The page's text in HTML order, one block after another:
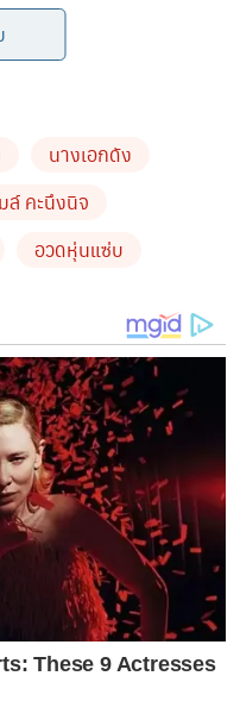
ฟนๆ ทิ่ติดตามอินสตาแก
เจ้าตัวได้หยิบชุดบิกินี่สี
นางเอกดัง
ล์ คะนึงนิจ
อวดหุ่นแซ่บ
These 9 Actresses